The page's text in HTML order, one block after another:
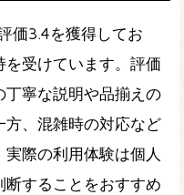
価3.4を獲得してお
を受けています。評価
寧な説明や品揃えの
方、混雑時の対応など
際の利用体験は個人
することをおすすめ